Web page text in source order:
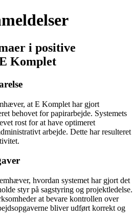
i positive
Komplet
at E Komplet har gjort
behovet for papirarbejde. Systemets
rost for at have optimeret
arbejde. Dette har resulteret
hvordan systemet har gjort det
styr på sagstyring og projektledelse.
at bevare kontrollen over
bliver udført korrekt og